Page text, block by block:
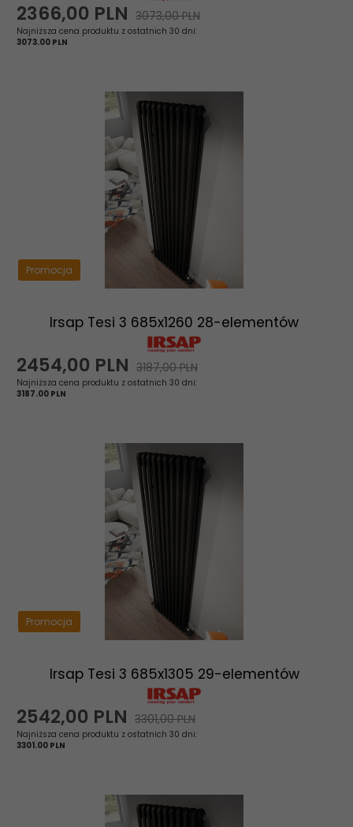
2366,00 PLN 3073,00 PLN
Najniższa cena produktu z ostatnich 30 dni:
3073.00 PLN
Promocja
Irsap Tesi 3 685x1260 28-elementów
2454,00 PLN 3187,00 PLN
Najniższa cena produktu z ostatnich 30 dni:
3187.00 PLN
Promocja
Irsap Tesi 3 685x1305 29-elementów
2542,00 PLN 3301,00 PLN
Najniższa cena produktu z ostatnich 30 dni:
3301.00 PLN